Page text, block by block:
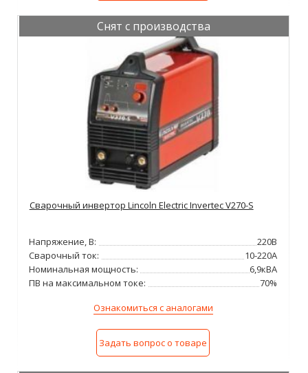
Снят с производства
Сварочный инвертор Lincoln Electric Invertec V270-S
Напряжение, В:
220В
Сварочный ток:
10-220А
Номинальная мощность:
6,9кВА
ПВ на максимальном токе:
70%
Ознакомиться с аналогами
Задать вопрос о товаре